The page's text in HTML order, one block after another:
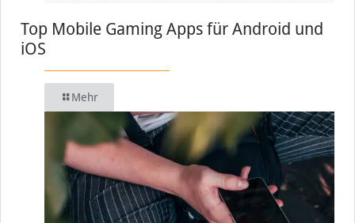
Top Mobile Gaming Apps für Android und
iOS
Mehr